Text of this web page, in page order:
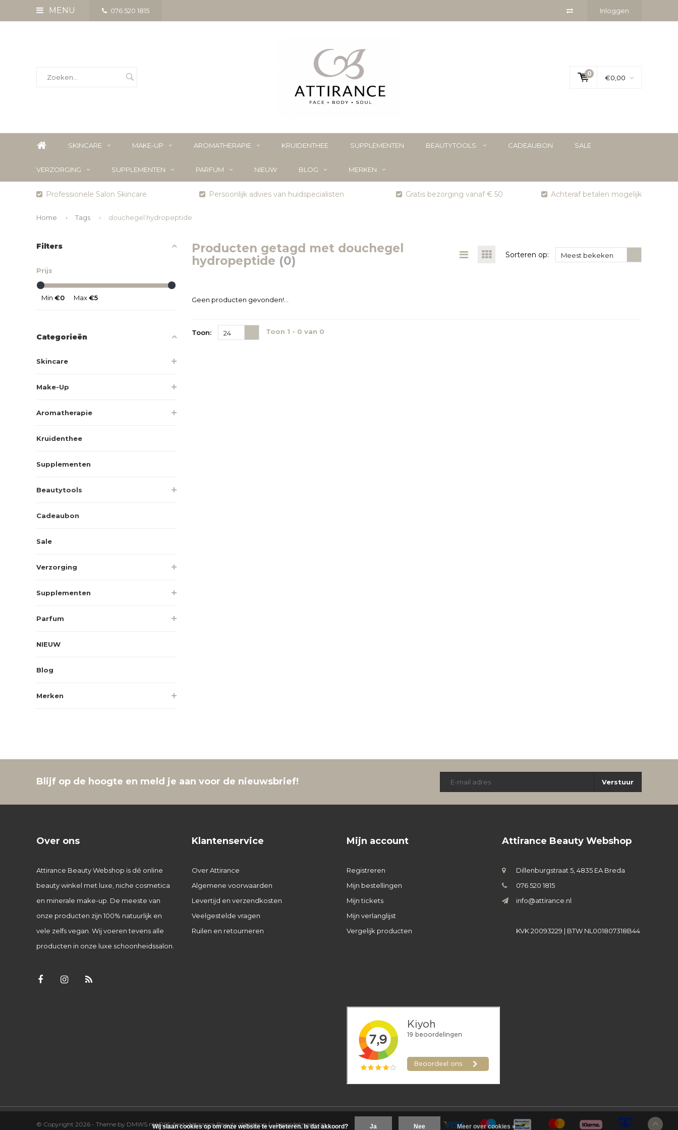
MENU 076 520 1815 Inloggen
0
€0,00
SKINCARE MAKE-UP AROMATHERAPIE KRUIDENTHEE SUPPLEMENTEN BEAUTYTOOLS CADEAUBON SALE
VERZORGING SUPPLEMENTEN PARFUM NIEUW BLOG MERKEN
Professionele Salon Skincare Persoonlijk advies van huidspecialisten Gratis bezorging vanaf € 50 Achteraf betalen mogelijk
Home Tags douchegel hydropeptide
Filters
Prijs
Min €0 Max€5
Categorieën
Skincare
Make-Up
Aromatherapie
Kruidenthee
Supplementen
Beautytools
Cadeaubon
Sale
Verzorging
Supplementen
Parfum
NIEUW
Blog
Merken
Producten getagd met douchegel
hydropeptide (0) Sorteren op: Meest bekeken
Geen producten gevonden!...
Toon: 24 Toon 1 - 0 van 0
Blijf op de hoogte en meld je aan voor de nieuwsbrief! Verstuur
Over ons
Attirance Beauty Webshop is dé online
beauty winkel met luxe, niche cosmetica
en minerale make-up. De meeste van
onze producten zijn 100% natuurlijk en
vele zelfs vegan. Wij voeren tevens alle
producten in onze luxe schoonheidssalon.
Klantenservice
Over Attirance
Algemene voorwaarden
Levertijd en verzendkosten
Veelgestelde vragen
Ruilen en retourneren
Mijn account
Registreren
Mijn bestellingen
Mijn tickets
Mijn verlanglijst
Vergelijk producten
Attirance Beauty Webshop
Dillenburgstraat 5, 4835 EA Breda
076 520 1815
info@attirance.nl
KVK 20093229 | BTW NL001807318B44
© Copyright 2026 - Theme by DMWS.nl|RSS-feed|Attirance Beauty Webshop /-beoordelingen op
Wij slaan cookies op om onze website te verbeteren. Is dat akkoord? Ja Nee Meer over cookies »